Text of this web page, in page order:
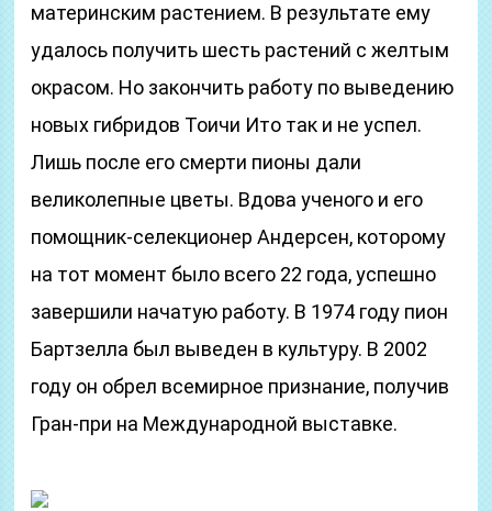
материнским растением. В результате ему
удалось получить шесть растений с желтым
окрасом. Но закончить работу по выведению
новых гибридов Тоичи Ито так и не успел.
Лишь после его смерти пионы дали
великолепные цветы. Вдова ученого и его
помощник-селекционер Андерсен, которому
на тот момент было всего 22 года, успешно
завершили начатую работу. В 1974 году пион
Бартзелла был выведен в культуру. В 2002
году он обрел всемирное признание, получив
Гран-при на Международной выставке.